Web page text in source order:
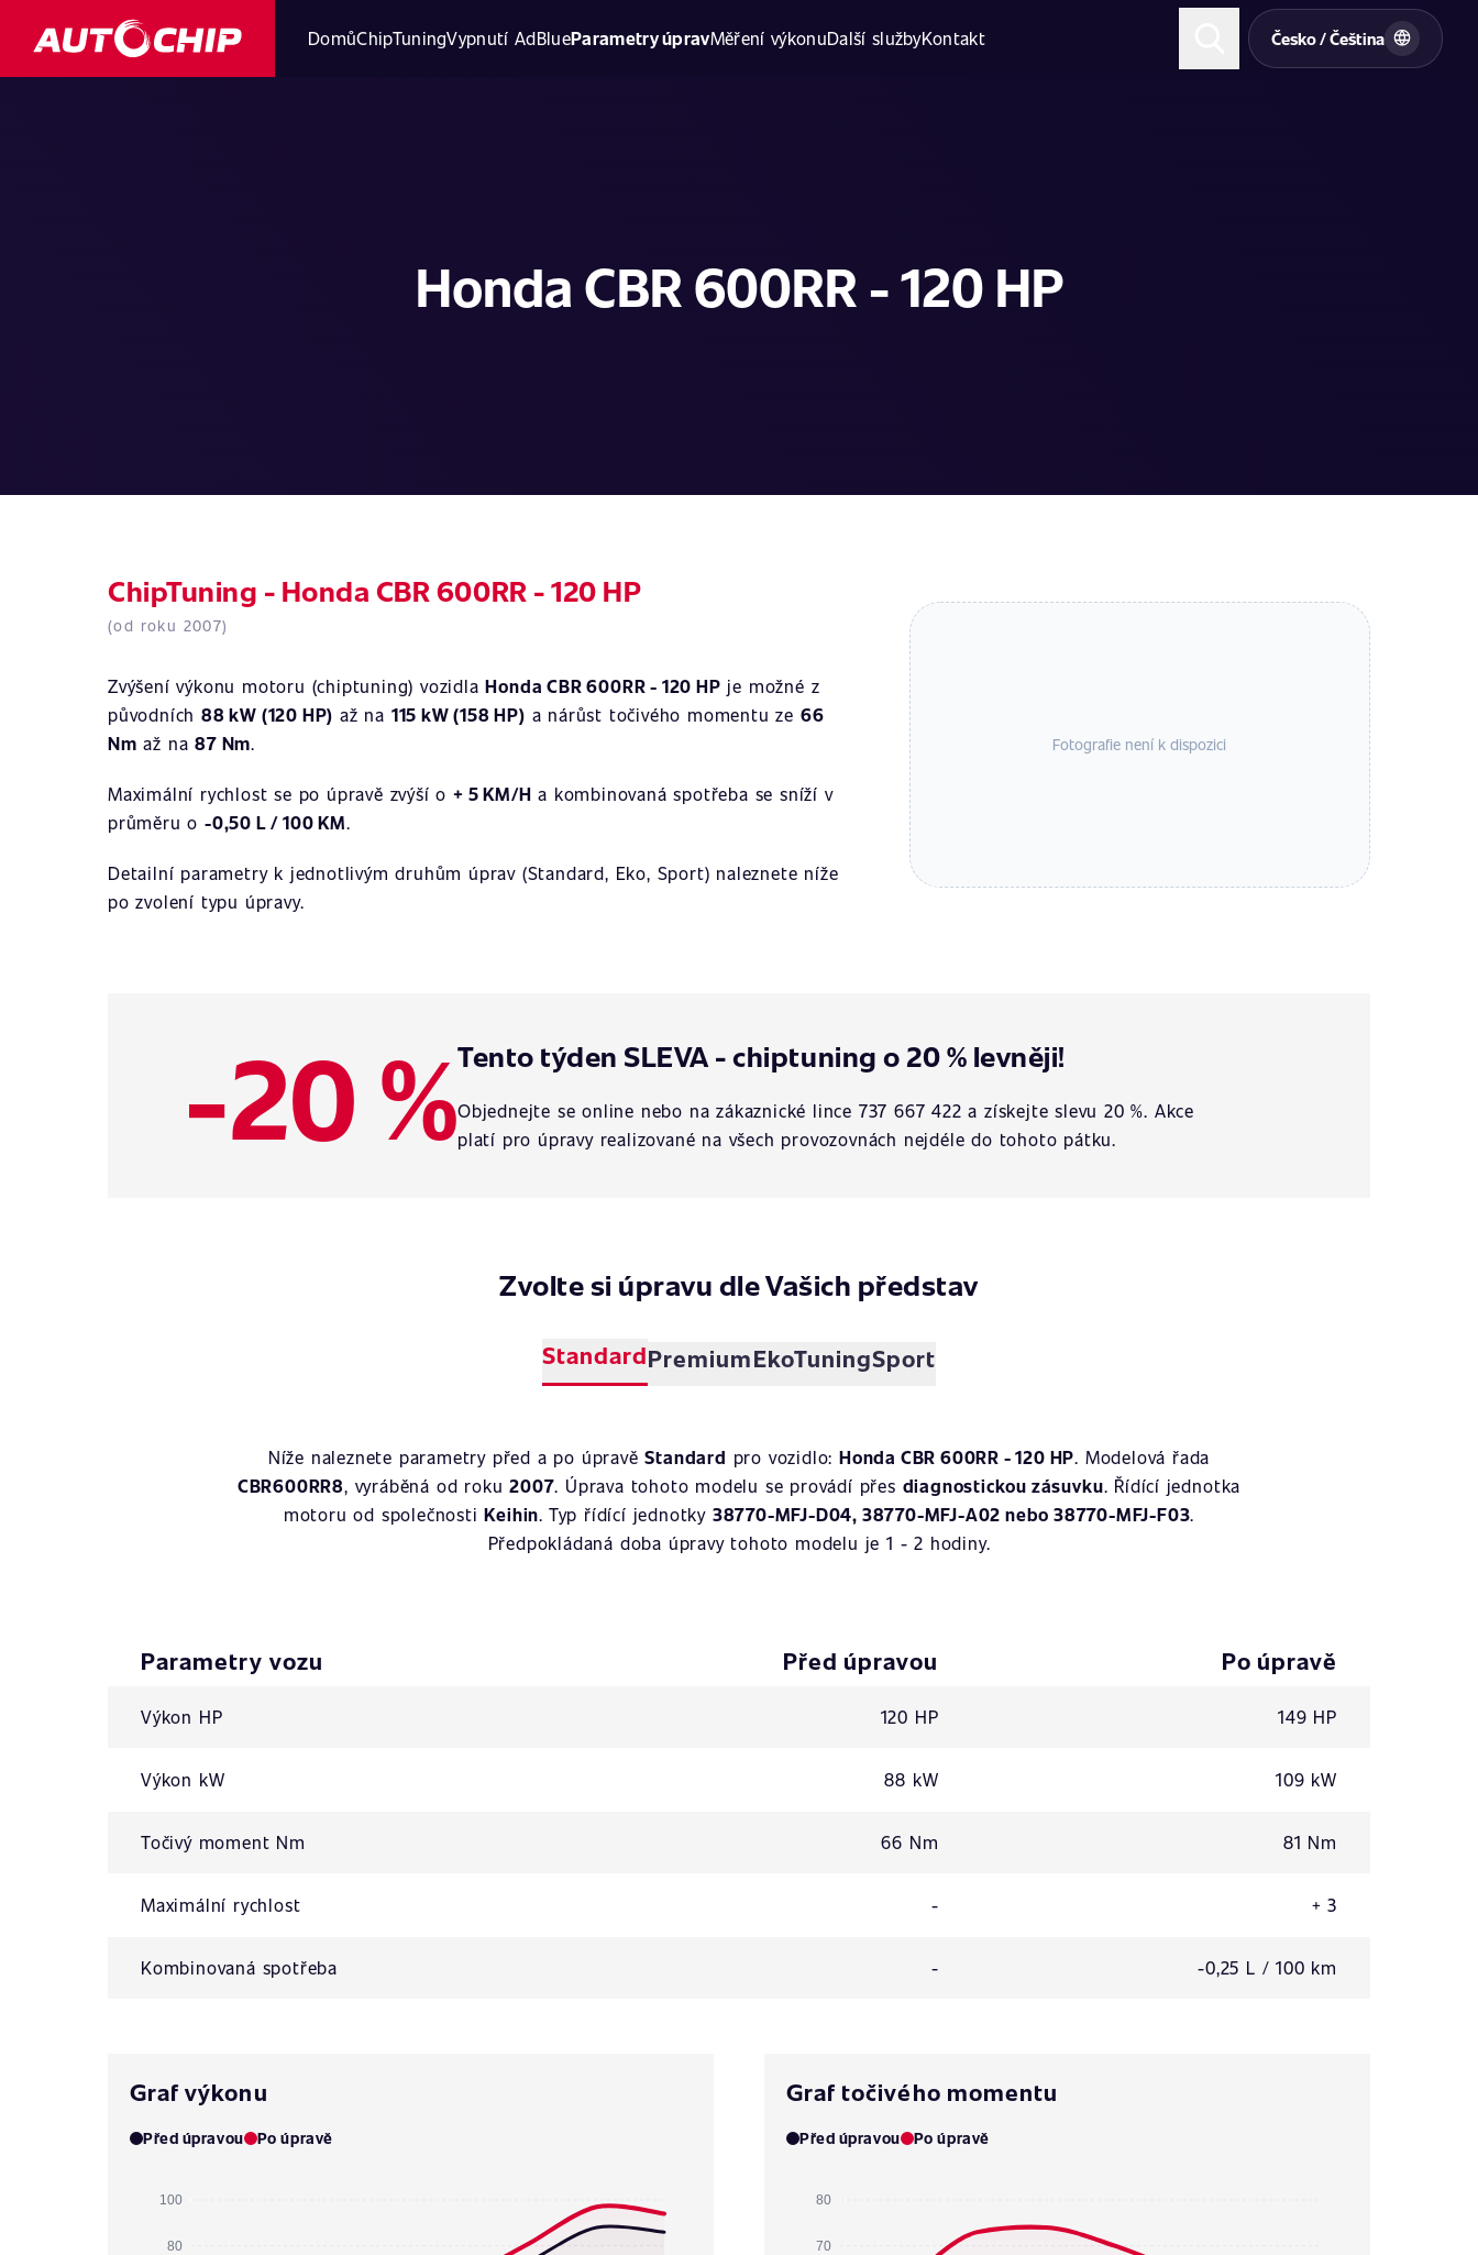
DomůChipTuningVypnutí AdBlueParametry úpravMěření výkonuDalší službyKontakt Česko / Čeština
Honda CBR 600RR - 120 HP
ChipTuning - Honda CBR 600RR - 120 HP
(od roku 2007)
Zvýšení výkonu motoru (chiptuning) vozidlaHonda CBR 600RR - 120 HP je možné z
původních88 kW (120 HP) až na 115 kW (158 HP) a nárůst točivého momentu ze 66
Nm až na87 Nm.
Maximální rychlost se po úpravě zvýší o + 5 KM/H a kombinovaná spotřeba se sníží v
průměru o-0,50 L / 100 KM.
Detailní parametry k jednotlivým druhům úprav (Standard, Eko, Sport) naleznete níže
po zvolení typu úpravy.
Fotografie není k dispozici
-20 %Tento týden SLEVA - chiptuning o 20 % levněji!
Objednejte se online nebo na zákaznické lince 737 667 422 a získejte slevu 20 %. Akce
platí pro úpravy realizované na všech provozovnách nejdéle do tohoto pátku.
Zvolte si úpravu dle Vašich představ
StandardPremiumEkoTuningSport
Níže naleznete parametry před a po úpravěStandard pro vozidlo: Honda CBR 600RR - 120 HP. Modelová řada
CBR600RR8, vyráběná od roku2007. Úprava tohoto modelu se provádí přes diagnostickou zásuvku. Řídící jednotka
motoru od společnostiKeihin. Typ řídící jednotky 38770-MFJ-D04, 38770-MFJ-A02 nebo 38770-MFJ-F03.
Předpokládaná doba úpravy tohoto modelu je 1 - 2 hodiny.
Parametry vozu Před úpravou Po úpravě
Výkon HP 120 HP 149 HP
Výkon kW 88 kW 109 kW
Točivý moment Nm 66 Nm 81 Nm
Maximální rychlost - + 3
Kombinovaná spotřeba - -0,25 L / 100 km
Graf výkonu
Před úpravou Po úpravě
100
80
Graf točivého momentu
Před úpravou Po úpravě
80
70